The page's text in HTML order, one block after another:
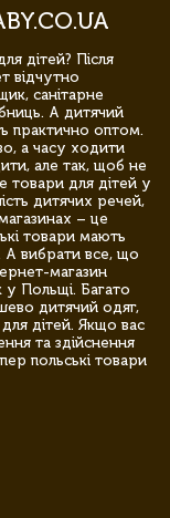
дітей? Після
відчутно
санітарне
А дитячий
практично оптом.
а часу ходити
але так, щоб не
товари для дітей у
дитячих речей,
– це
товари мають
А вибрати все, що
магазин
Польщі. Багато
дитячий одяг,
для дітей. Якщо вас
та здійснення
польські товари